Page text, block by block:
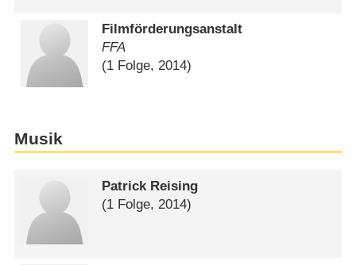
Filmförderungsanstalt
FFA
(1 Folge, 2014)
Musik
Patrick Reising
(1 Folge, 2014)